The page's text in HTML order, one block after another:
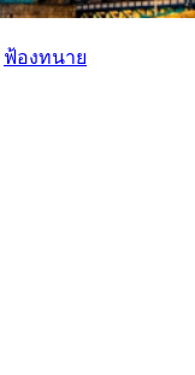
ฟ้องทนาย